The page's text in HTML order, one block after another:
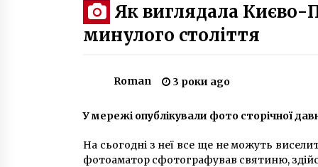
загиблі та поранені. ФОТО
9 років ago
спрямують на ремонт і повірку
перевернулась “Гезель”
9 років ago
Як виглядала Києво-
минулого століття
Roman 3 роки ago
У мережі опублікували фото сторічної
На сьогодні з неї все ще не можуть
фотоаматор сфотографував святиню,